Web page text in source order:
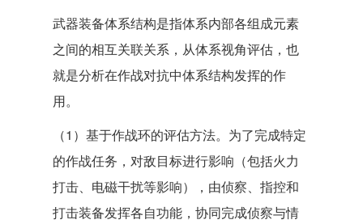
武器装备体系结构是指体系内部各组成元素
之间的相互关联关系，从体系视角评估，也
就是分析在作战对抗中体系结构发挥的作
用。
（1）基于作战环的评估方法。为了完成特定
的作战任务，对敌目标进行影响（包括火力
打击、电磁干扰等影响），由侦察、指控和
打击装备发挥各自功能，协同完成侦察与情